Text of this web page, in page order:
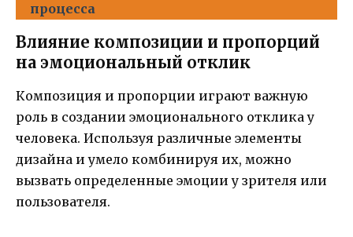
процесса
Влияние композиции и пропорций
на эмоциональный отклик
Композиция и пропорции играют важную
роль в создании эмоционального отклика у
человека. Используя различные элементы
дизайна и умело комбинируя их, можно
вызвать определенные эмоции у зрителя или
пользователя.